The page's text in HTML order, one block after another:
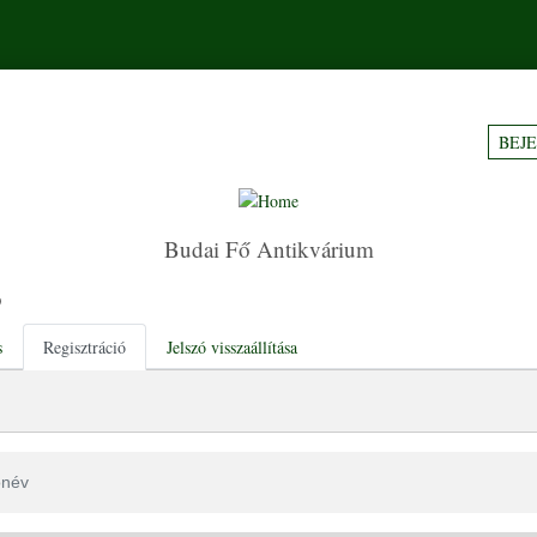
Budai Fő Antikvárium
Regisztráció Jelszó visszaállítása